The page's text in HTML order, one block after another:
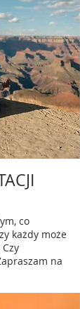
co
każdy może
na